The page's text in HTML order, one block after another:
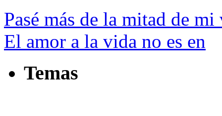
Pasé más de la mitad de mi
El amor a la vida no es en
Temas